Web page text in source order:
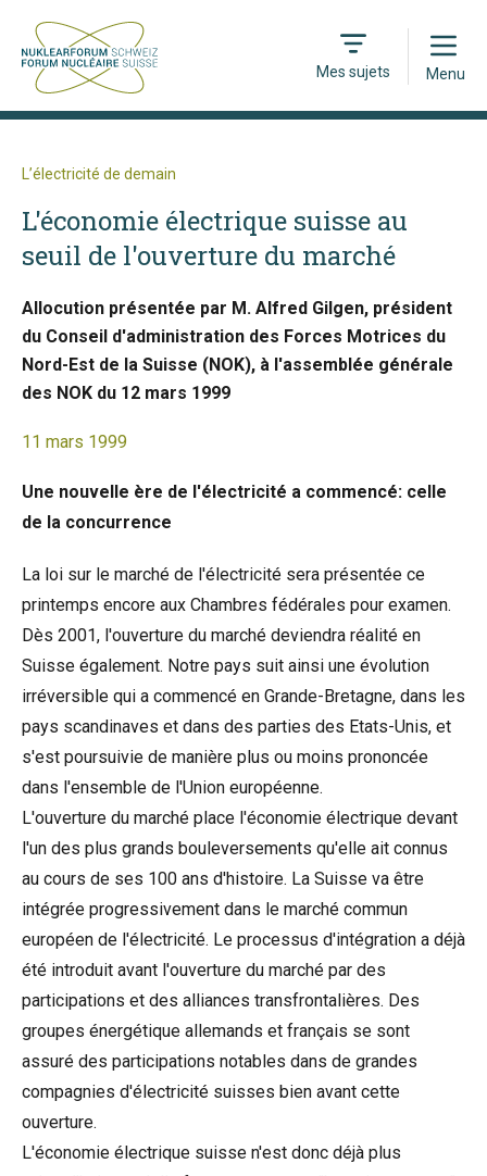
Mes sujets
Open
Menu
L’électricité de demain
L'économie électrique suisse au
seuil de l'ouverture du marché
Allocution présentée par M. Alfred Gilgen, président
du Conseil d'administration des Forces Motrices du
Nord-Est de la Suisse (NOK), à l'assemblée générale
des NOK du 12 mars 1999
11 mars 1999
Une nouvelle ère de l'électricité a commencé: celle
de la concurrence
La loi sur le marché de l'électricité sera présentée ce
printemps encore aux Chambres fédérales pour examen.
Dès 2001, l'ouverture du marché deviendra réalité en
Suisse également. Notre pays suit ainsi une évolution
irréversible qui a commencé en Grande-Bretagne, dans les
pays scandinaves et dans des parties des Etats-Unis, et
s'est poursuivie de manière plus ou moins prononcée
dans l'ensemble de l'Union européenne.
L'ouverture du marché place l'économie électrique devant
l'un des plus grands bouleversements qu'elle ait connus
au cours de ses 100 ans d'histoire. La Suisse va être
intégrée progressivement dans le marché commun
européen de l'électricité. Le processus d'intégration a déjà
été introduit avant l'ouverture du marché par des
participations et des alliances transfrontalières. Des
groupes énergétique allemands et français se sont
assuré des participations notables dans de grandes
compagnies d'électricité suisses bien avant cette
ouverture.
L'économie électrique suisse n'est donc déjà plus